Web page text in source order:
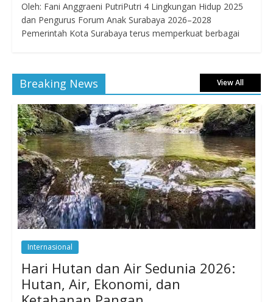
Oleh: Fani Anggraeni PutriPutri 4 Lingkungan Hidup 2025
dan Pengurus Forum Anak Surabaya 2026–2028
Pemerintah Kota Surabaya terus memperkuat berbagai
Breaking News View All
Internasional
Hari Hutan dan Air Sedunia 2026:
Hutan, Air, Ekonomi, dan